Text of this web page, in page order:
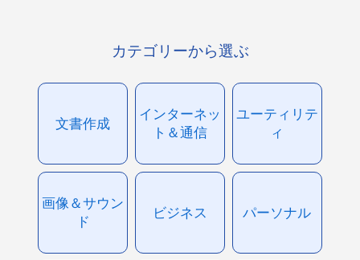
カテゴリーから選ぶ
文書作成
インターネッ
ト＆通信
ユーティリテ
ィ
画像＆サウン
ド
ビジネス パーソナル